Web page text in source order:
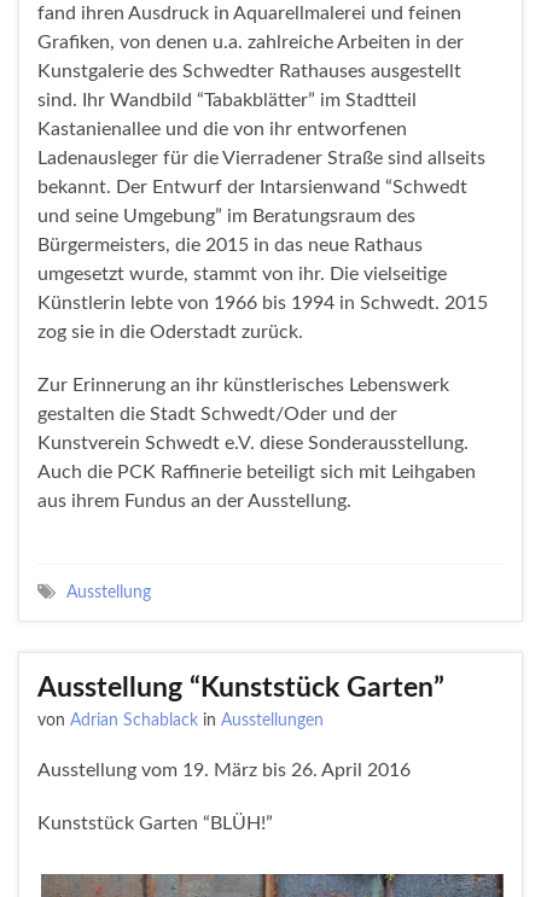
fand ihren Ausdruck in Aquarellmalerei und feinen
Grafiken, von denen u.a. zahlreiche Arbeiten in der
Kunstgalerie des Schwedter Rathauses ausgestellt
sind. Ihr Wandbild “Tabakblätter” im Stadtteil
Kastanienallee und die von ihr entworfenen
Ladenausleger für die Vierradener Straße sind allseits
bekannt. Der Entwurf der Intarsienwand “Schwedt
und seine Umgebung” im Beratungsraum des
Bürgermeisters, die 2015 in das neue Rathaus
umgesetzt wurde, stammt von ihr. Die vielseitige
Künstlerin lebte von 1966 bis 1994 in Schwedt. 2015
zog sie in die Oderstadt zurück.
Zur Erinnerung an ihr künstlerisches Lebenswerk
gestalten die Stadt Schwedt/Oder und der
Kunstverein Schwedt e.V. diese Sonderausstellung.
Auch die PCK Raffinerie beteiligt sich mit Leihgaben
aus ihrem Fundus an der Ausstellung.
Ausstellung
Ausstellung “Kunststück Garten”
von Adrian Schablack in Ausstellungen
Ausstellung vom 19. März bis 26. April 2016
Kunststück Garten “BLÜH!”